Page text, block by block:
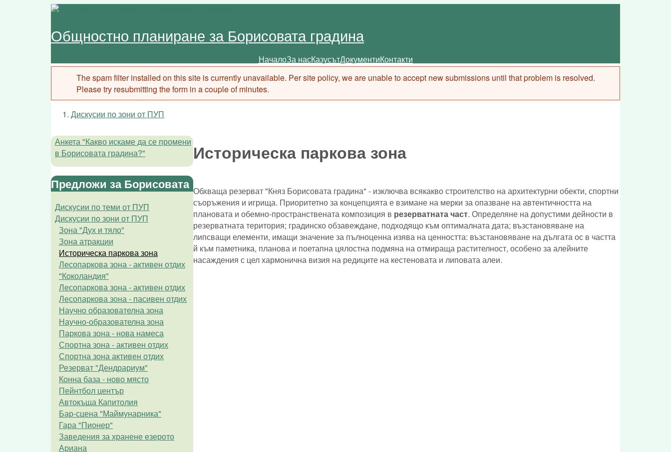
Skip to main content
Общностно планиране за Борисовата градина
Main menu
НачалоЗа насКазусътДокументиКонтакти
Error message
The spam filter installed on this site is currently unavailable. Per site policy, we are unable to accept new submissions until that problem is resolved.
Please try resubmitting the form in a couple of minutes.
Дискусии по зони от ПУП
Историческа паркова зона
Обхваща резерват "Княз Борисовата градина" - изключва всякакво строителство на архитектурни обекти, спортни
съоръжения и игрища. Приоритетно за концепцията е взимане на мерки за опазване на автентичността на
плановата и обемно-пространствената композиция в резерватната част. Определяне на допустими дейности в
резерватната територия; градинско обзавеждане, подходящо към оптималната дата; възстановяване на
липсващи елементи, имащи значение за пълноценна изява на ценността: възстановяване на дългата ос в частта
й към паметника, планова и поетапна цялостна подмяна на отмираща растителност, особено за алейните
насаждения с цел хармонична визия на редиците на кестеновата и липовата алеи.
Анкета "Какво искаме да се промени
в Борисовата градина?"
Предложи за Борисовата
Дискусии по теми от ПУП
Дискусии по зони от ПУП
Зона "Дух и тяло"
Зона атракции
Историческа паркова зона
Лесопаркова зона - активен отдих
"Коколандия"
Лесопаркова зона - активен отдих
Лесопаркова зона - пасивен отдих
Научно образователна зона
Научно-образователна зона
Паркова зона - нова намеса
Спортна зона - активен отдих
Спортна зона активен отдих
Резерват "Дендрариум"
Конна база - ново място
Пейнтбол център
Автокъща Капитолия
Бар-сцена "Маймунарника"
Гара "Пионер"
Заведения за хранене езерото
Ариана